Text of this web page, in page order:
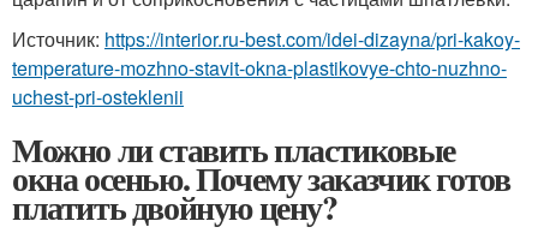
Источник: https://interior.ru-best.com/idei-dizayna/pri-kakoy-
temperature-mozhno-stavit-okna-plastikovye-chto-nuzhno-
uchest-pri-osteklenii
Можно ли ставить пластиковые
окна осенью. Почему заказчик готов
платить двойную цену?